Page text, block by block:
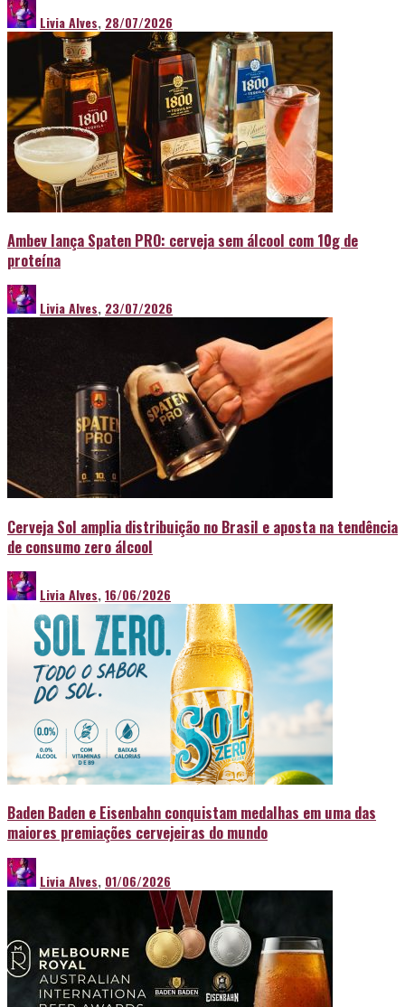
Livia Alves, 28/07/2026
Ambev lança Spaten PRO: cerveja sem álcool com 10g de
proteína
Livia Alves, 23/07/2026
Cerveja Sol amplia distribuição no Brasil e aposta na tendência
de consumo zero álcool
Livia Alves,16/06/2026
Baden Baden e Eisenbahn conquistam medalhas em uma das
maiores premiações cervejeiras do mundo
Livia Alves, 01/06/2026